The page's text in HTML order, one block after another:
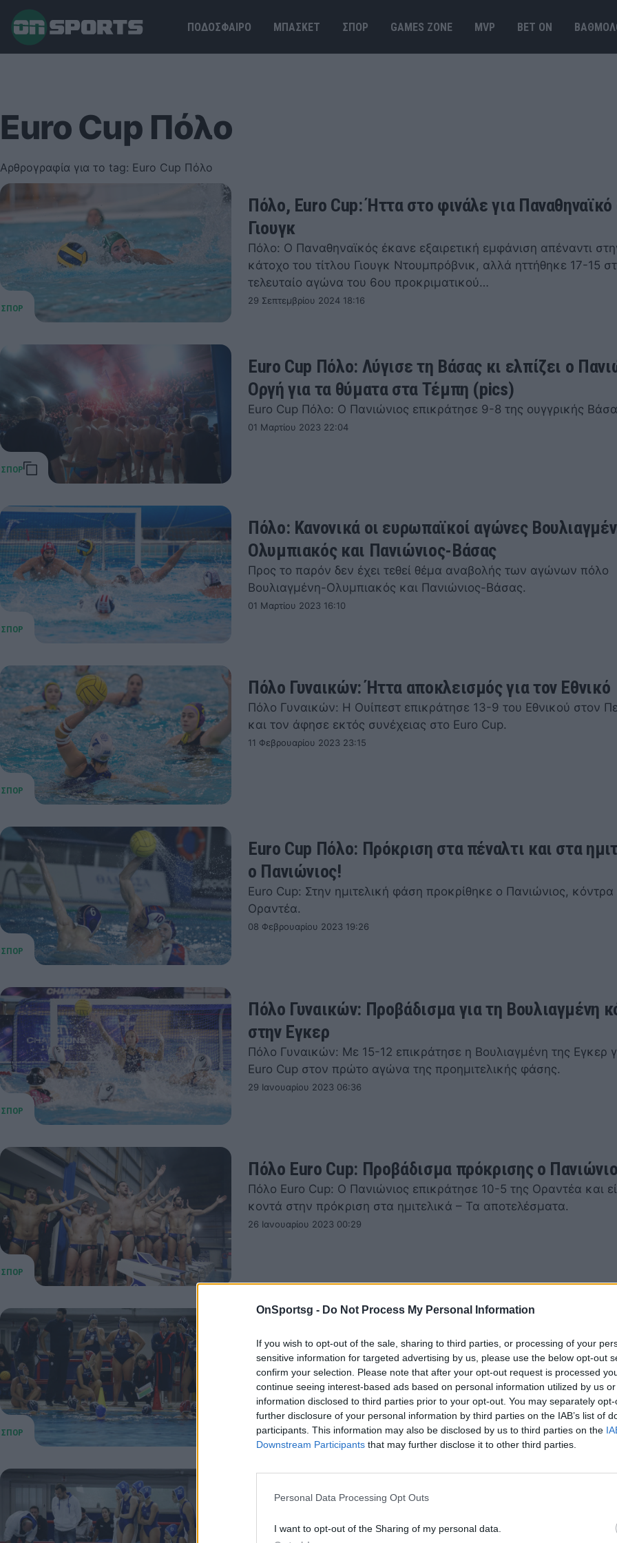
OnSportsg - Do Not Process My Personal Information
If you wish to opt-out of the sale, sharing to third parties, or processing of your
sensitive information for targeted advertising by us, please use the below opt-out
confirm your selection. Please note that after your opt-out request is processed
continue seeing interest-based ads based on personal information utilized by us
information disclosed to third parties prior to your opt-out. You may separately
further disclosure of your personal information by third parties on the IAB’s list of
participants. This information may also be disclosed by us to third parties on the
Downstream Participants that may further disclose it to other third parties.
Personal Data Processing Opt Outs
I want to opt-out of the Sharing of my personal data.
ΠΟΔΟΣΦΑΙΡΟ ΜΠΑΣΚΕΤ ΣΠΟΡ GAMES ΖΟΝΕ MVP BET ΟΝ
Euro Cup Πόλο
Αρθρογραφία για το tag: Euro Cup Πόλο
Πόλο, Euro Cup: Ήττα στο φινάλε για
Γιουγκ
Πόλο: Ο Παναθηναϊκός έκανε εξαιρετική εμφάνιση απέναντι
κάτοχο του τίτλου Γιουγκ Ντουμπρόβνικ, αλλά ηττήθηκε 17-15
τελευταίο αγώνα του 6ου προκριματικού…
29 Σεπτεμβρίου 2024 18:16
Euro Cup Πόλο: Λύγισε τη Βάσας κι ελπίζει ο
Oργή για τα θύματα στα Τέμπη (pics)
Euro Cup Πόλο: Ο Πανιώνιος επικράτησε 9-8 της ουγγρικής
01 Μαρτίου 2023 22:04
Πόλο: Κανονικά οι ευρωπαϊκοί αγώνες
Ολυμπιακός και Πανιώνιος-Βάσας
Προς το παρόν δεν έχει τεθεί θέμα αναβολής των αγώνων πόλο
Βουλιαγμένη-Ολυμπιακός και Πανιώνιος-Βάσας.
01 Μαρτίου 2023 16:10
Πόλο Γυναικών: Ήττα αποκλεισμός για τον Εθνικό
Πόλο Γυναικών: Η Ουίπεστ επικράτησε 13-9 του Εθνικού στον
και τον άφησε εκτός συνέχειας στο Euro Cup.
11 Φεβρουαρίου 2023 23:15
Euro Cup Πόλο: Πρόκριση στα πέναλτι και στα
ο Πανιώνιος!
Euro Cup: Στην ημιτελική φάση προκρίθηκε ο Πανιώνιος, κόντρα
Οραντέα.
08 Φεβρουαρίου 2023 19:26
Πόλο Γυναικών: Προβάδισμα για τη Βουλιαγμένη
στην Εγκερ
Πόλο Γυναικών: Με 15-12 επικράτησε η Βουλιαγμένη της Εγκερ
Euro Cup στον πρώτο αγώνα της προημιτελικής φάσης.
29 Ιανουαρίου 2023 06:36
Πόλο Euro Cup: Προβάδισμα πρόκρισης ο
Πόλο Euro Cup: Ο Πανιώνιος επικράτησε 10-5 της Οραντέα και
κοντά στην πρόκριση στα ημιτελικά – Τα αποτελέσματα.
26 Ιανουαρίου 2023 00:29
Euro Cup: Σπουδαία νίκη επί της Λιλ πέτυχε η Βουλιαγμένη.
15 Ιανουαρίου 2023 14:44
Euro Cup: Στα προημιτελικά ο Εθνικός!
15 Ιανουαρίου 2023 12:50